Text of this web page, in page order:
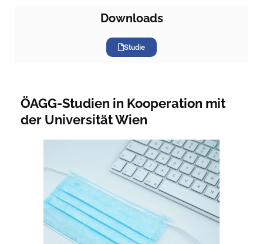
Downloads
Studie
ÖAGG-Studien in Kooperation mit
der Universität Wien